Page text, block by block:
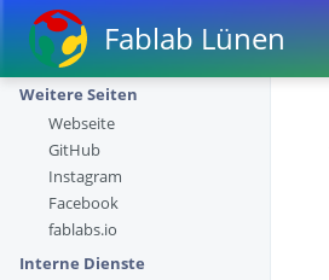
Fablab Lünen
Weitere Seiten
Webseite
GitHub
Instagram
Facebook
fablabs.io
Interne Dienste